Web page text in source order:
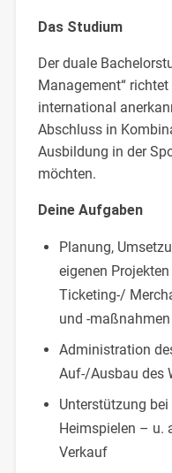
Das Studium
Der duale
Management“
international
Abschluss in
Ausbildung in der
möchten.
Deine Aufgaben
Planung,
eigenen
Ticketing-/
und -maßnahmen
Administration
Auf-/Ausbau des
Unterstützung
Heimspielen – u.
Verkauf